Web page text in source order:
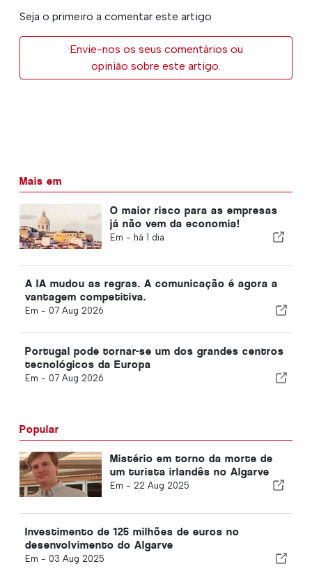
Seja o primeiro a comentar este artigo
Envie-nos os seus comentários ou
opinião sobre este artigo.
Mais em
O maior risco para as empresas
já não vem da economia!
Em - há 1 dia
A IA mudou as regras. A comunicação é agora a
vantagem competitiva.
Em - 07 Aug 2026
Portugal pode tornar-se um dos grandes centros
tecnológicos da Europa
Em - 07 Aug 2026
Popular
Mistério em torno da morte de
um turista irlandês no Algarve
Em - 22 Aug 2025
Investimento de 125 milhões de euros no
desenvolvimento do Algarve
Em - 03 Aug 2025